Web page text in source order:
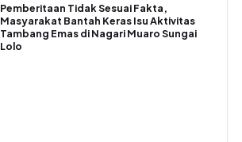
Pemberitaan Tidak Sesuai Fakta,
Masyarakat Bantah Keras Isu Aktivitas
Tambang Emas di Nagari Muaro Sungai
Lolo